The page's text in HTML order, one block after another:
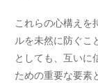
これらの心構えを
ルを未然に防ぐこ
としても、互いに
ための重要な要素